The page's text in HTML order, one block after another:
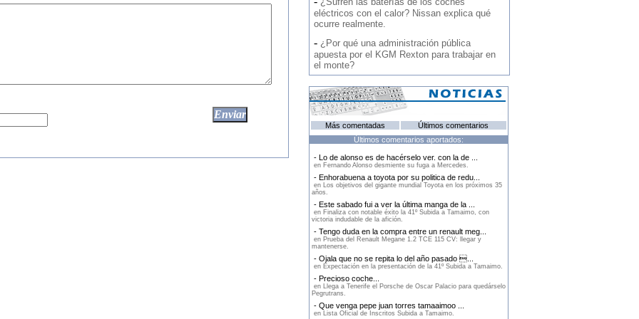
eléctricos con el calor? Nissan explica qué
ocurre realmente.
- ¿Por qué una administración pública
apuesta por el KGM Rexton para trabajar en
el monte?
Más comentadas
Últimos comentarios
Últimos comentarios aportados:
- Lo de alonso es de hacérselo ver. con la de ...
en Fernando Alonso desmiente su fuga a Mercedes.
- Enhorabuena a toyota por su politica de redu...
en Los objetivos del gigante mundial Toyota en los próximos 35
años.
- Este sabado fui a ver la última manga de la ...
en Finaliza con notable éxito la 41º Subida a Tamaimo, con
victoria indudable de la afición.
- Tengo duda en la compra entre un renault meg...
en Prueba del Renault Megane 1.2 TCE 115 CV: llegar y
mantenerse.
- Ojala que no se repita lo del año pasado ...
en Expectación en la presentación de la 41º Subida a Tamaimo.
- Precioso coche...
en Llega a Tenerife el Porsche de Oscar Palacio para quedárselo
Pegrutrans.
- Que venga pepe juan torres tamaaimoo ...
en Lista Oficial de Inscritos Subida a Tamaimo.